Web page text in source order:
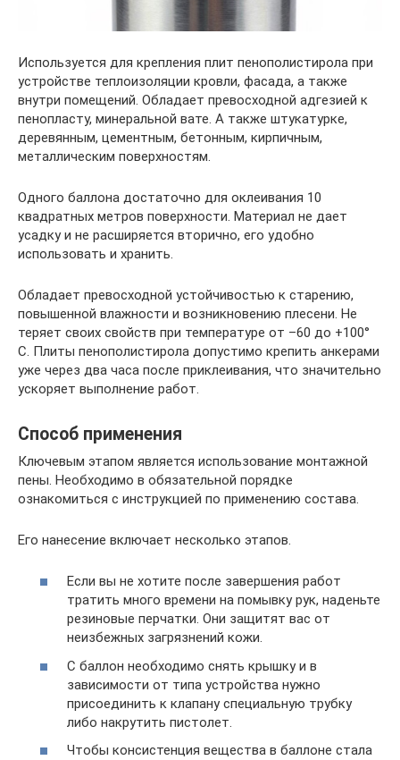
Используется для крепления плит пенополистирола при
устройстве теплоизоляции кровли, фасада, а также
внутри помещений. Обладает превосходной адгезией к
пенопласту, минеральной вате. А также штукатурке,
деревянным, цементным, бетонным, кирпичным,
металлическим поверхностям.
Одного баллона достаточно для оклеивания 10
квадратных метров поверхности. Материал не дает
усадку и не расширяется вторично, его удобно
использовать и хранить.
Обладает превосходной устойчивостью к старению,
повышенной влажности и возникновению плесени. Не
теряет своих свойств при температуре от –60 до +100°
С. Плиты пенополистирола допустимо крепить анкерами
уже через два часа после приклеивания, что значительно
ускоряет выполнение работ.
Способ применения
Ключевым этапом является использование монтажной
пены. Необходимо в обязательной порядке
ознакомиться с инструкцией по применению состава.
Его нанесение включает несколько этапов.
Если вы не хотите после завершения работ
тратить много времени на помывку рук, наденьте
резиновые перчатки. Они защитят вас от
неизбежных загрязнений кожи.
С баллон необходимо снять крышку и в
зависимости от типа устройства нужно
присоединить к клапану специальную трубку
либо накрутить пистолет.
Чтобы консистенция вещества в баллоне стала